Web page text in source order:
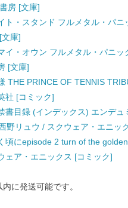
房 [文庫]
ト・スタンド フルメタル・パ
庫]
イ・オウン フルメタル・パニ
[文庫]
THE PRINCE OF TENNIS
社 [コミック]
書目録 (インデックス) エンデ
野リュウ / スクウェア・エニッ
頃にepisode 2 turn of the
ェア・エニックス [コミック]
に発送可能です。